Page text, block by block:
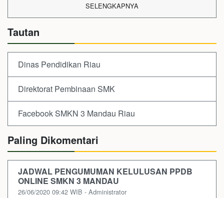
SELENGKAPNYA
Tautan
Dinas Pendidikan Riau
Direktorat Pembinaan SMK
Facebook SMKN 3 Mandau Riau
Paling Dikomentari
JADWAL PENGUMUMAN KELULUSAN PPDB
ONLINE SMKN 3 MANDAU
26/06/2020 09:42 WIB - Administrator